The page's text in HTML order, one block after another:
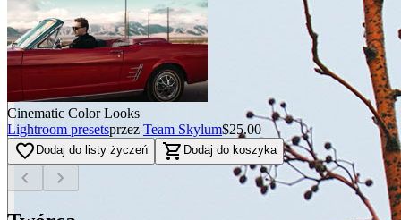
Cinematic Color Looks
Lightroom presetsprzez Team Skylum$25.00
favorite_border Dodaj do listy życzeń shopping_cart Dodaj do koszyka
chevron_left chevron_right